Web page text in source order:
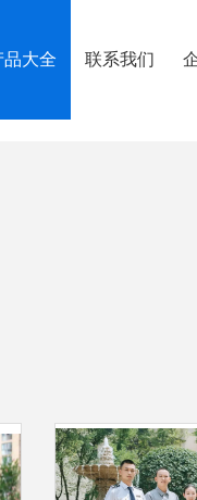
品大全 联系我们